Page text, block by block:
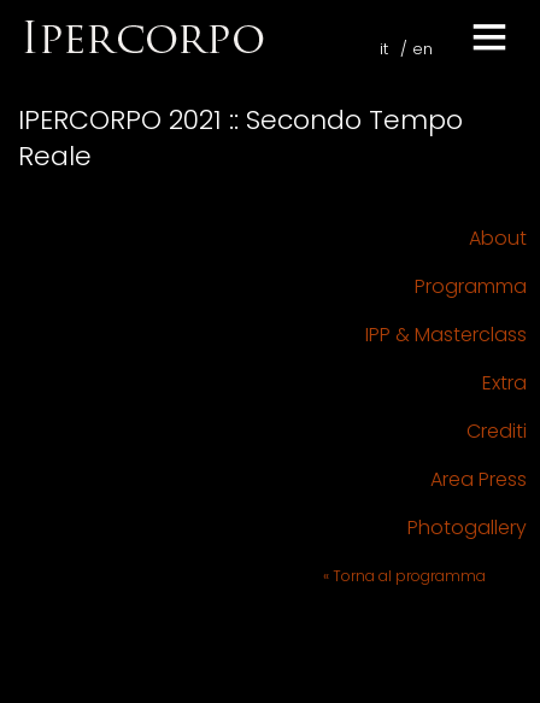
it en
IPERCORPO 2021 :: Secondo Tempo
Reale
About
Programma
IPP & Masterclass
Extra
Crediti
Area Press
Photogallery
« Torna al programma